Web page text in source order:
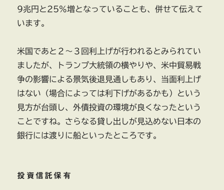
9兆円と25%増となっていることも、併せて伝えて
います。
米国であと２～３回利上げが行われるとみられてい
ましたが、トランプ大統領の横やりや、米中貿易戦
争の影響による景気後退見通しもあり、当面利上げ
はない（場合によっては利下げがあるかも）という
見方が台頭し、外債投資の環境が良くなったという
ことですね。さらなる貸し出しが見込めない日本の
銀行には渡りに船といったところです。
投資信託保有